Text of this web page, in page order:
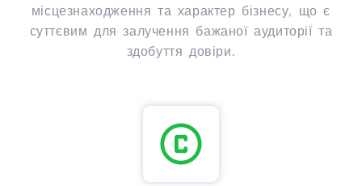
місцезнаходження та характер бізнесу, що є
суттєвим для залучення бажаної аудиторії та
здобуття довіри.